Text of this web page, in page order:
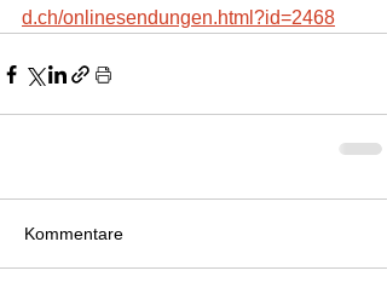
d.ch/onlinesendungen.html?id=2468
Kommentare